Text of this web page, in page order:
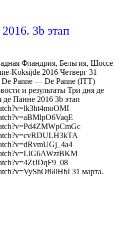
3b этап
Фландрия, Бельгия, Шоссе
Koksijde 2016 Четверг 31
Panne — De Panne (ITT)
и результаты Три дня де
Панне 2016 3b этап
31 марта.